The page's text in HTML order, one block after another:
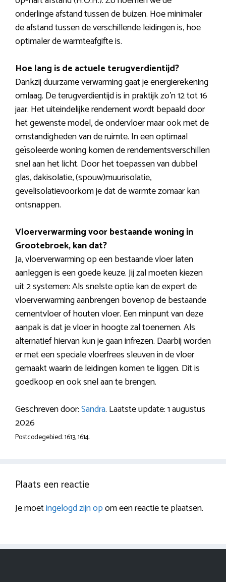
onderlinge afstand tussen de buizen. Hoe minimaler
de afstand tussen de verschillende leidingen is, hoe
optimaler de warmteafgifte is.
Hoe lang is de actuele terugverdientijd?
Dankzij duurzame verwarming gaat je energierekening
omlaag. De terugverdientijd is in praktijk zo’n 12 tot 16
jaar. Het uiteindelijke rendement wordt bepaald door
het gewenste model, de ondervloer maar ook met de
omstandigheden van de ruimte. In een optimaal
geïsoleerde woning komen de rendementsverschillen
snel aan het licht. Door het toepassen van dubbel
glas, dakisolatie, (spouw)muurisolatie,
gevelisolatievoorkom je dat de warmte zomaar kan
ontsnappen.
Vloerverwarming voor bestaande woning in
Grootebroek, kan dat?
Ja, vloerverwarming op een bestaande vloer laten
aanleggen is een goede keuze. Jij zal moeten kiezen
uit 2 systemen: Als snelste optie kan de expert de
vloerverwarming aanbrengen bovenop de bestaande
cementvloer of houten vloer. Een minpunt van deze
aanpak is dat je vloer in hoogte zal toenemen. Als
alternatief hiervan kun je gaan infrezen. Daarbij worden
er met een speciale vloerfrees sleuven in de vloer
gemaakt waarin de leidingen komen te liggen. Dit is
goedkoop en ook snel aan te brengen.
Geschreven door:Sandra. Laatste update: 1 augustus
2026
Postcodegebied: 1613, 1614.
Plaats een reactie
Je moetingelogd zijn opom een reactie te plaatsen.